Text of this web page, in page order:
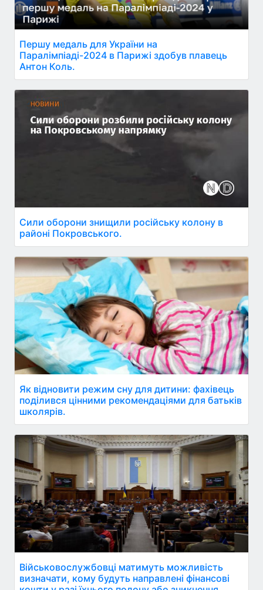
Першу медаль для України на
Паралімпіаді-2024 в Парижі здобув плавець
Антон Коль.
Сили оборони знищили російську колону в
районі Покровського.
Як відновити режим сну для дитини: фахівець
поділився цінними рекомендаціями для батьків
школярів.
Військовослужбовці матимуть можливість
визначати, кому будуть направлені фінансові